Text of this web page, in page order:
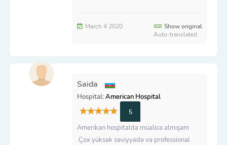
March 4 2020
Show original
Auto-translated
Saida
Hospital:American Hospital
5
Amerikan hospitalda müalicə almışam
.Çox yüksək səviyyədə və professional